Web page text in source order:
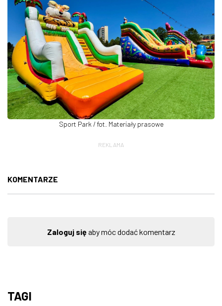
Sport Park / fot. Materiały prasowe
REKLAMA
KOMENTARZE
Zaloguj sięaby móc dodać komentarz
TAGI